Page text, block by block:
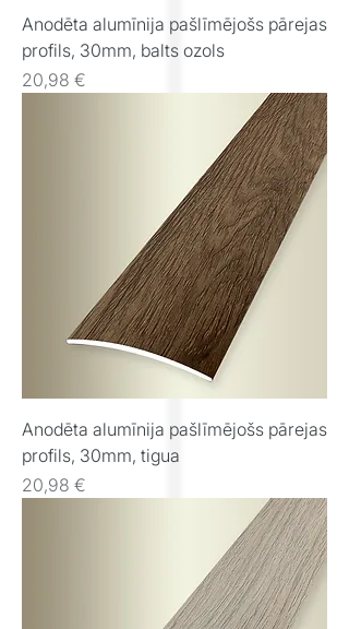
Anodēta alumīnija pašlīmējošs pārejas
profils, 30mm, balts ozols
Cena
20,98 €
Anodēta alumīnija pašlīmējošs pārejas
profils, 30mm, tigua
Cena
20,98 €